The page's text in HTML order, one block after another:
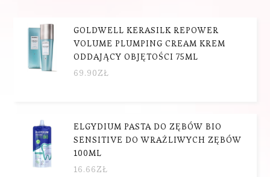
GOLDWELL KERASILK REPOWER
VOLUME PLUMPING CREAM KREM
ODDAJĄCY OBJĘTOŚCI 75ML
69.90ZŁ
ELGYDIUM PASTA DO ZĘBÓW BIO
SENSITIVE DO WRAŻLIWYCH ZĘBÓW
100ML
16.66ZŁ